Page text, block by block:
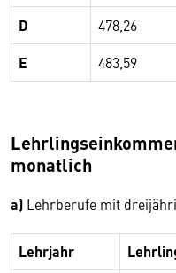
D 478,26
E 483,59
monatlich
a) Lehrberufe mit
Lehrjahr